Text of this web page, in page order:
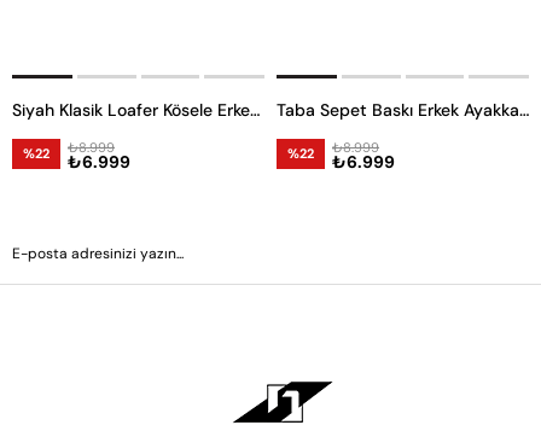
Siyah Klasik Loafer Kösele Erkek Ayakkabı -6968-
%22 ₺6.999
₺8.999
Taba Sepet Baskı Erkek Ayakkabı -11832-
%22 ₺6.999
₺8.999